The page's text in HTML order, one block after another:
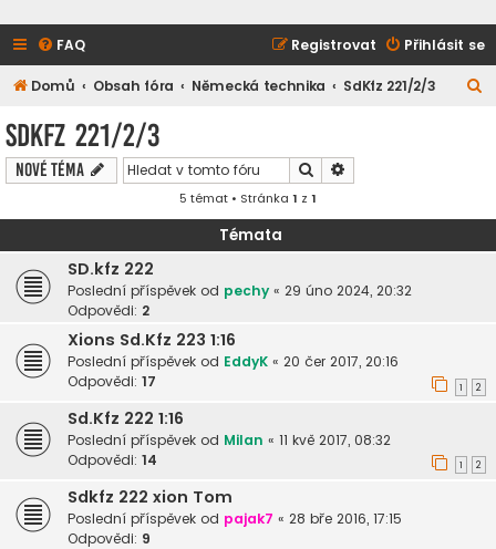
FAQ Přihlásit se
Registrovat
Domů Obsah fóra Německá technika SdKfz 221/2/3
SdKfz 221/2/3
Nové téma Hledat
5 témat • Stránka 1 z 1
Témata
SD.kfz 222
Poslední příspěvek od pechy « 29 úno 2024, 20:32
Odpovědi: 2
Xions Sd.Kfz 223 1:16
Poslední příspěvek od EddyK « 20 čer 2017, 20:16
Odpovědi: 17 1 2
Sd.Kfz 222 1:16
Poslední příspěvek od Milan « 11 kvě 2017, 08:32
Odpovědi: 14 1 2
Sdkfz 222 xion Tom
Poslední příspěvek od pajak7 « 28 bře 2016, 17:15
Odpovědi: 9